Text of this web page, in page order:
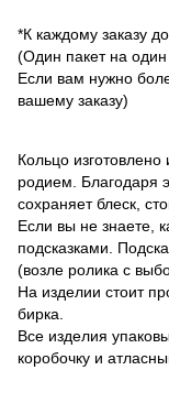
*К каждому заказу
(Один пакет на один
Если вам нужно
вашему заказу)
Кольцо
родием. Благодаря
сохраняет блеск,
Если вы не знаете,
подсказками.
(возле ролика с
На изделии стоит
бирка.
Все изделия
коробочку и